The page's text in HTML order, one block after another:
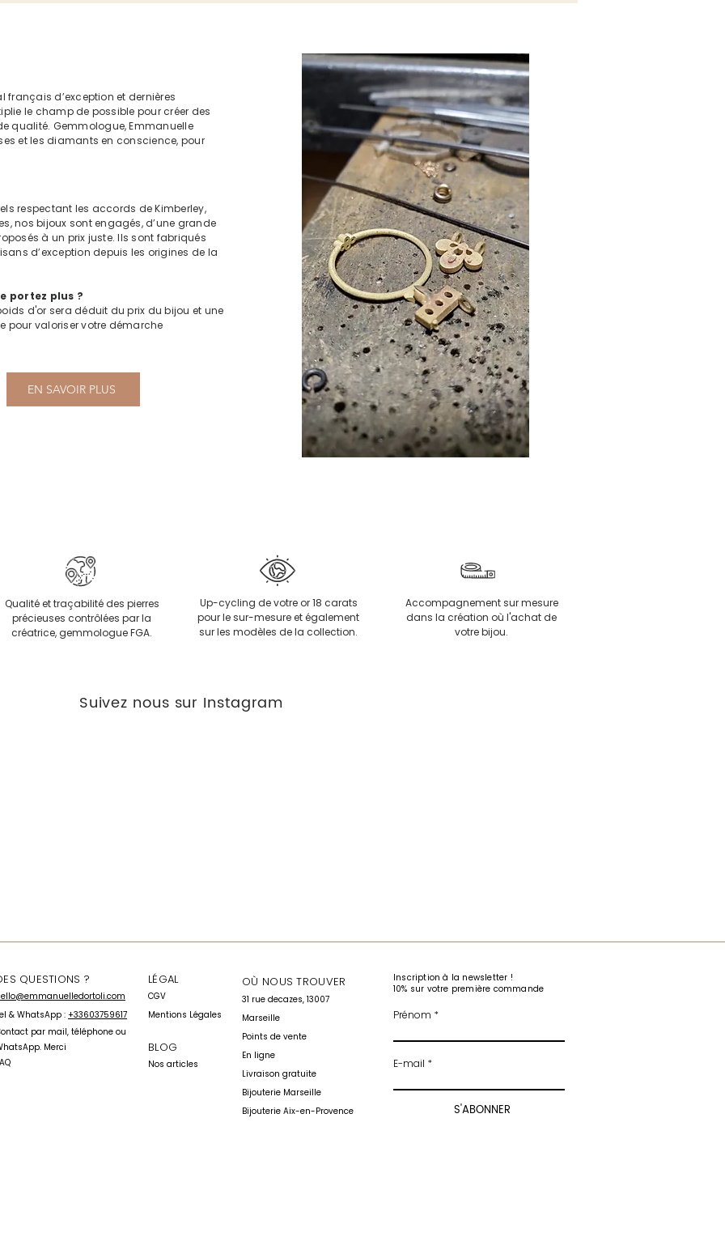
d’exception et dernières
le champ de possible pour créer des
qualité. Gemmologue, Emmanuelle
et les diamants en conscience, pour
respectant les accords de Kimberley,
nos bijoux sont engagés, d’une grande
à un prix juste. Ils sont fabriqués
d’exception depuis les origines de la
portez plus ?
d'or sera déduit du prix du bijou et une
pour valoriser votre démarche
EN SAVOIR PLUS
Qualité et traçabilité des pierres
précieuses contrôlées par la
créatrice, gemmologue FGA.
Up-cycling de votre or 18 carats
pour le sur-mesure et également
sur les modèles de la collection.
Accompagnement sur mesure
dans la création où l'achat de
votre bijou.
Suivez nous sur Instagram
QUESTIONS ?
& WhatsApp : +33603759617
ontact par mail, téléphone ou
Merci
BLOG
Nos articles
LÉGAL
CGV
Mentions Légales
OÙ NOUS TROUVER
31 rue decazes, 13007
Marseille
Points de vente
En ligne
Livraison gratuite
Bijouterie Marseille
Bijouterie Aix-en-Provence
Inscription à la newsletter !
10% sur votre première commande
Prénom
E-mail
S'ABONNER